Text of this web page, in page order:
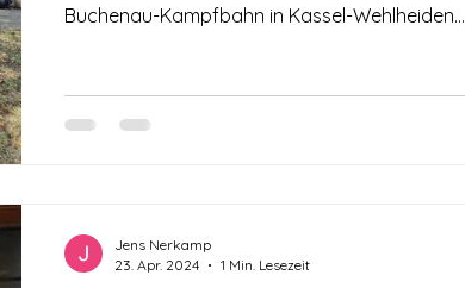
Buchenau-Kampfbahn in Kassel-Wehlheiden...
Jens Nerkamp
23. Apr. 2024
1 Min. Lesezeit